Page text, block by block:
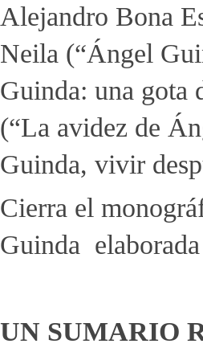
Alejandro Bona
Neila (“Ángel
Guinda: una gota
(“La avidez de
Guinda, vivir
Cierra el
Guinda
UN SUMARIO